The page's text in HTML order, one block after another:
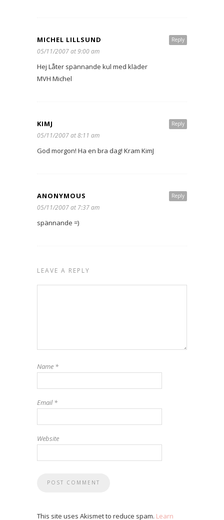
Reply
MICHEL LILLSUND
05/11/2007 at 9:00 am
Hej Låter spännande kul med kläder
MVH Michel
Reply
KIMJ
05/11/2007 at 8:11 am
God morgon! Ha en bra dag! Kram KimJ
Reply
ANONYMOUS
05/11/2007 at 7:37 am
spännande =)
LEAVE A REPLY
Name *
Email*
Website
This site uses Akismet to reduce spam. Learn